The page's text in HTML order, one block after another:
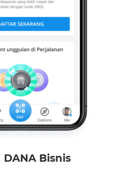
Bisnis